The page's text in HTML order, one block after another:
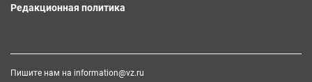
Редакционная политика
Пишите нам на information@vz.ru